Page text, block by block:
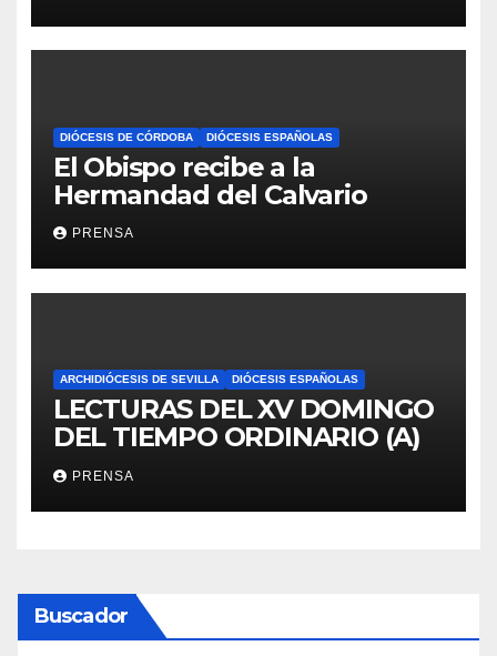
DIÓCESIS DE CÓRDOBA DIÓCESIS ESPAÑOLAS
El Obispo recibe a la
Hermandad del Calvario
PRENSA
ARCHIDIÓCESIS DE SEVILLA DIÓCESIS ESPAÑOLAS
LECTURAS DEL XV DOMINGO
DEL TIEMPO ORDINARIO (A)
PRENSA
Buscador